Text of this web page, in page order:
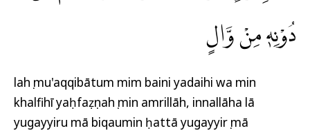
دُوْنِهٖ مِنْ وَّالٍ
lahụ mu'aqqibātum mim baini yadaihi wa min
khalfihī yaḥfaẓụnahụ min amrillāh, innallāha lā
yugayyiru mā biqaumin ḥattā yugayyirụ mā